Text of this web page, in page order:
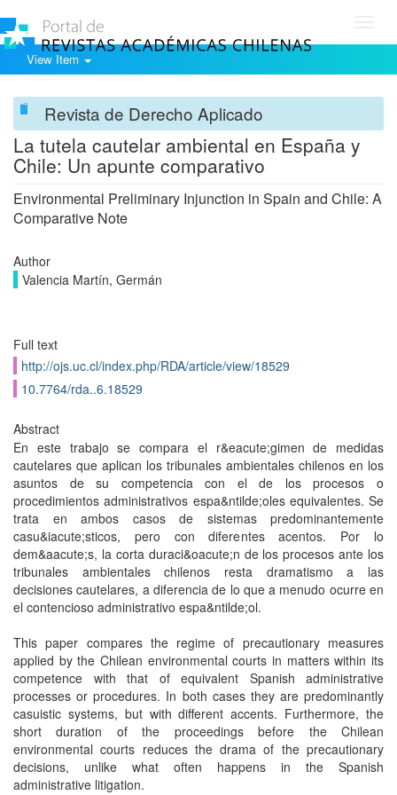
View Item
Revista de Derecho Aplicado
La tutela cautelar ambiental en España y
Chile: Un apunte comparativo
Environmental Preliminary Injunction in Spain and Chile: A
Comparative Note
Author
Valencia Martín, Germán
Full text
http://ojs.uc.cl/index.php/RDA/article/view/18529
10.7764/rda..6.18529
Abstract
En este trabajo se compara el r&eacute;gimen de medidas
cautelares que aplican los tribunales ambientales chilenos en los
asuntos de su competencia con el de los procesos o
procedimientos administrativos espa&ntilde;oles equivalentes. Se
trata en ambos casos de sistemas predominantemente
casu&iacute;sticos, pero con diferentes acentos. Por lo
dem&aacute;s, la corta duraci&oacute;n de los procesos ante los
tribunales ambientales chilenos resta dramatismo a las
decisiones cautelares, a diferencia de lo que a menudo ocurre en
el contencioso administrativo espa&ntilde;ol.
This paper compares the regime of precautionary measures
applied by the Chilean environmental courts in matters within its
competence with that of equivalent Spanish administrative
processes or procedures. In both cases they are predominantly
casuistic systems, but with different accents. Furthermore, the
short duration of the proceedings before the Chilean
environmental courts reduces the drama of the precautionary
decisions, unlike what often happens in the Spanish
administrative litigation.